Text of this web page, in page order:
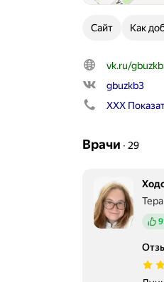
Сайт Как
vk.ru/
gbuzkb3
XXX
Врачи ∙ 29